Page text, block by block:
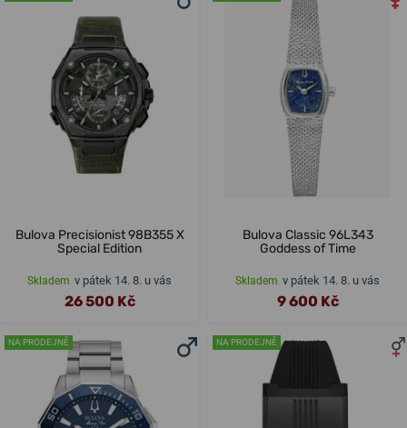
Bulova Precisionist 98B355 X
Special Edition
Skladem v pátek 14. 8. u vás
26 500 Kč
Bulova Classic 96L343
Goddess of Time
Skladem v pátek 14. 8. u vás
9 600 Kč
NA PRODEJNĚ NA PRODEJNĚ